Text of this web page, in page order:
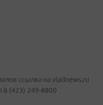
ссылка на vladnews.ru
8 (423) 249-8800